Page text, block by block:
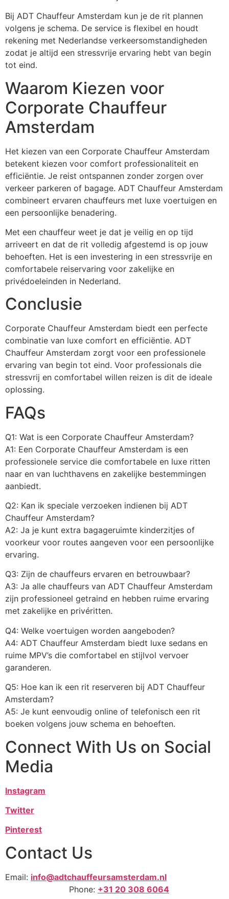
Bij ADT Chauffeur Amsterdam kun je de rit plannen
volgens je schema. De service is flexibel en houdt
rekening met Nederlandse verkeersomstandigheden
zodat je altijd een stressvrije ervaring hebt van begin
tot eind.
Waarom Kiezen voor
Corporate Chauffeur
Amsterdam
Het kiezen van een Corporate Chauffeur Amsterdam
betekent kiezen voor comfort professionaliteit en
efficiëntie. Je reist ontspannen zonder zorgen over
verkeer parkeren of bagage. ADT Chauffeur Amsterdam
combineert ervaren chauffeurs met luxe voertuigen en
een persoonlijke benadering.
Met een chauffeur weet je dat je veilig en op tijd
arriveert en dat de rit volledig afgestemd is op jouw
behoeften. Het is een investering in een stressvrije en
comfortabele reiservaring voor zakelijke en
privédoeleinden in Nederland.
Conclusie
Corporate Chauffeur Amsterdam biedt een perfecte
combinatie van luxe comfort en efficiëntie. ADT
Chauffeur Amsterdam zorgt voor een professionele
ervaring van begin tot eind. Voor professionals die
stressvrij en comfortabel willen reizen is dit de ideale
oplossing.
FAQs
Q1: Wat is een Corporate Chauffeur Amsterdam?
A1: Een Corporate Chauffeur Amsterdam is een
professionele service die comfortabele en luxe ritten
naar en van luchthavens en zakelijke bestemmingen
aanbiedt.
Q2: Kan ik speciale verzoeken indienen bij ADT
Chauffeur Amsterdam?
A2: Ja je kunt extra bagageruimte kinderzitjes of
voorkeur voor routes aangeven voor een persoonlijke
ervaring.
Q3: Zijn de chauffeurs ervaren en betrouwbaar?
A3: Ja alle chauffeurs van ADT Chauffeur Amsterdam
zijn professioneel getraind en hebben ruime ervaring
met zakelijke en privéritten.
Q4: Welke voertuigen worden aangeboden?
A4: ADT Chauffeur Amsterdam biedt luxe sedans en
ruime MPV’s die comfortabel en stijlvol vervoer
garanderen.
Q5: Hoe kan ik een rit reserveren bij ADT Chauffeur
Amsterdam?
A5: Je kunt eenvoudig online of telefonisch een rit
boeken volgens jouw schema en behoeften.
Connect With Us on Social
Media
Instagram
Twitter
Pinterest
Contact Us
Email: info@adtchauffeursamsterdam.nl
Phone: +31 20 308 6064